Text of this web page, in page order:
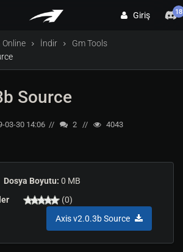
Giriş 18
Online İndir
Gm Tools
Source
03-30 14:06 2 4043
Dosya Boyutu: 0 MB
(0)
Axis v2.0.3b Source